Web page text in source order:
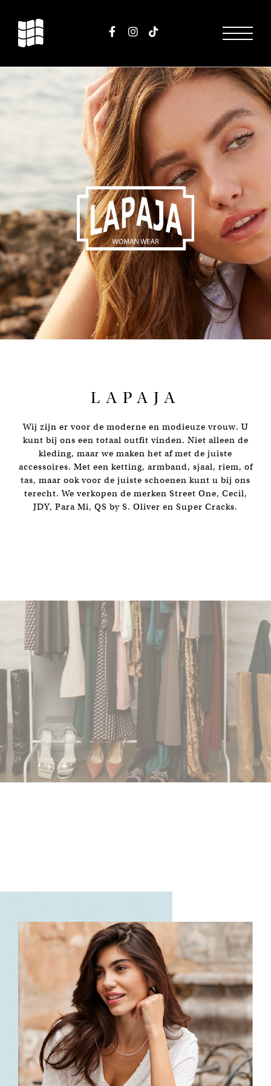
LAPAJA
Wij zijn er voor de moderne en modieuze vrouw. U
kunt bij ons een totaal outfit vinden. Niet alleen de
kleding, maar we maken het af met de juiste
accessoires. Met een ketting, armband, sjaal, riem, of
tas, maar ook voor de juiste schoenen kunt u bij ons
terecht. We verkopen de merken Street One, Cecil,
JDY, Para Mi, QS by S. Oliver en Super Cracks.